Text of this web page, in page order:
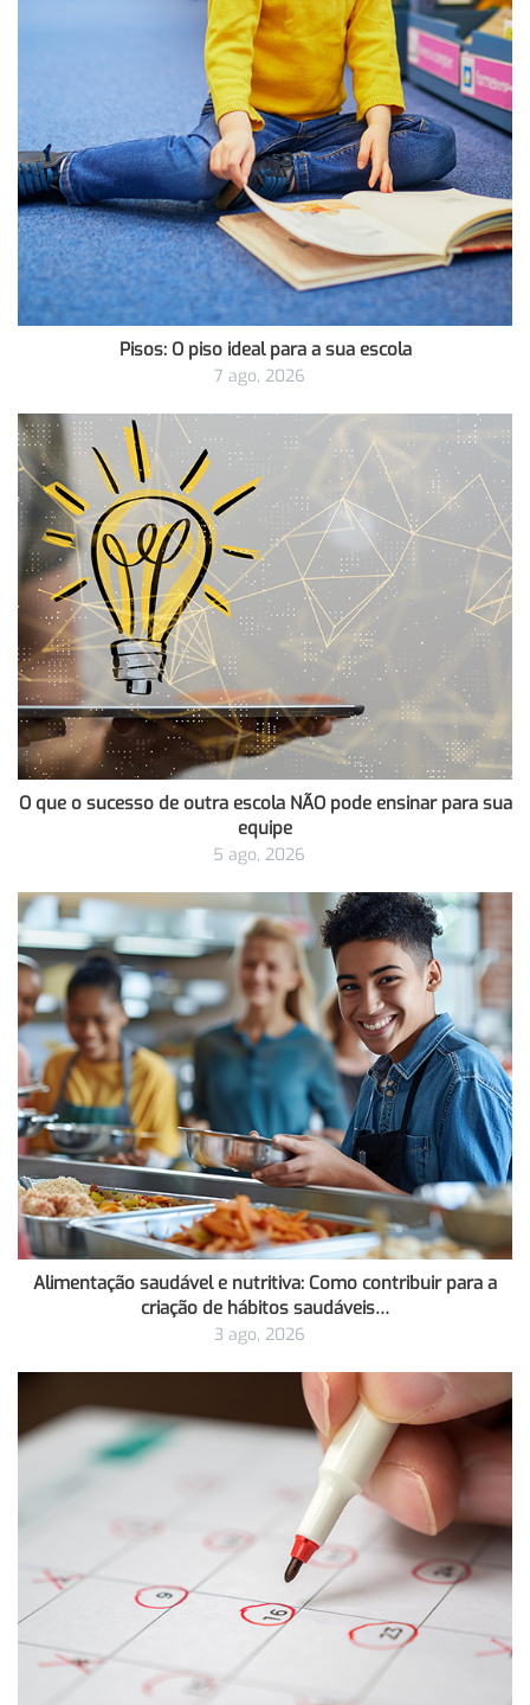
Pisos: O piso ideal para a sua escola
7 ago, 2026
O que o sucesso de outra escola NÃO pode ensinar para sua
equipe
5 ago, 2026
Alimentação saudável e nutritiva: Como contribuir para a
criação de hábitos saudáveis…
3 ago, 2026